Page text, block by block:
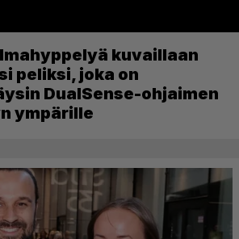
kuvaillaan
peliksi, joka on
DualSense-ohjaimen
ympärille